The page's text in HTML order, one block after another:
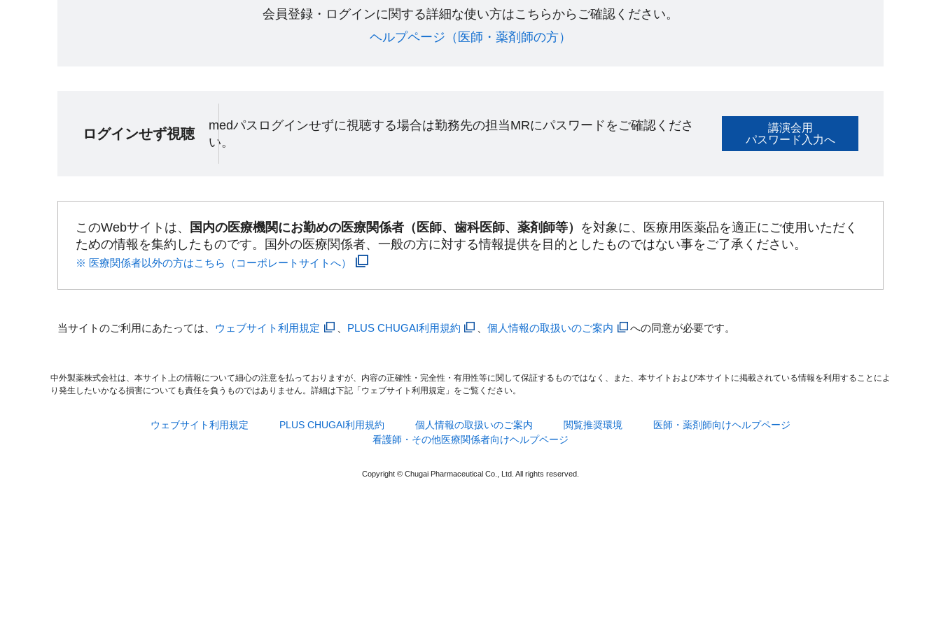
会員登録・ログインに関する詳細な使い方はこちらからご確認ください。​
ヘルプページ（医師・薬剤師の方）​
ログインせず視聴
medパスログインせずに視聴する場合は勤務先の担当MRにパスワードをご確認くださ
い。
講演会用
パスワード入力へ
このWebサイトは、 国内の医療機関にお勤めの医療関係者（医師、歯科医師、薬剤師等） を対象に、医療用医薬品を適正にご使用いただく
ための情報を集約したものです。国外の医療関係者、一般の方に対する情報提供を目的としたものではない事をご了承ください。
※ 医療関係者以外の方はこちら（コーポレートサイトへ）
当サイトのご利用にあたっては、 ウェブサイト利用規定 PLUS CHUGAI利用規約 、個人情報の取扱いのご案内 への同意が必要です。
中外製薬株式会社は、本サイト上の情報について細心の注意を払っておりますが、内容の正確性・完全性・有用性等に関して保証するものではなく、また、本サイトおよび本サイトに掲載されている情報を利用することによ
り発生したいかなる損害についても責任を負うものではありません。詳細は下記「ウェブサイト利用規定」をご覧ください。
ウェブサイト利用規定 PLUS CHUGAI利用規約 個人情報の取扱いのご案内 閲覧推奨環境
医師・薬剤師向けヘルプページ
看護師・その他医療関係者向けヘルプページ
Copyright © Chugai Pharmaceutical Co., Ltd. All rights reserved.